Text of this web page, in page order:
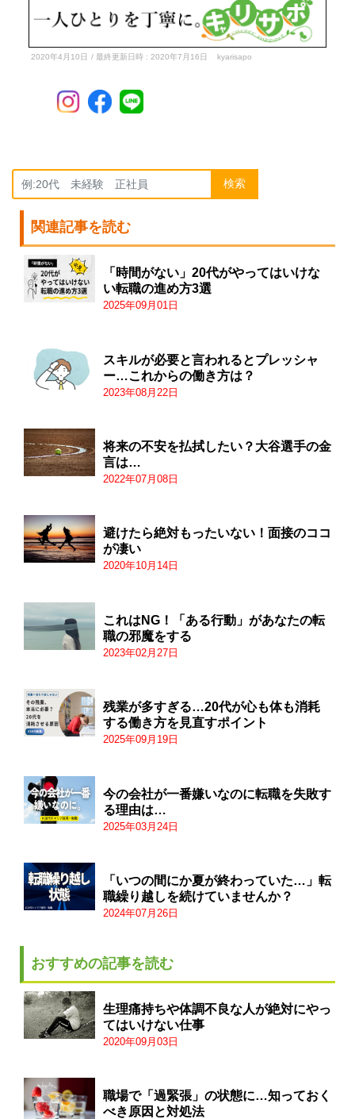
2020年4月10日 / 最終更新日時 : 2020年7月16日 kyarisapo
検索
関連記事を読む
「時間がない」20代がやってはいけな
い転職の進め方3選
2025年09月01日
スキルが必要と言われるとプレッシャ
ー…これからの働き方は？
2023年08月22日
将来の不安を払拭したい？大谷選手の金
言は…
2022年07月08日
避けたら絶対もったいない！面接のココ
が凄い
2020年10月14日
これはNG！「ある行動」があなたの転
職の邪魔をする
2023年02月27日
残業が多すぎる…20代が心も体も消耗
する働き方を見直すポイント
2025年09月19日
今の会社が一番嫌いなのに転職を失敗す
る理由は…
2025年03月24日
「いつの間にか夏が終わっていた…」転
職繰り越しを続けていませんか？
2024年07月26日
おすすめの記事を読む
生理痛持ちや体調不良な人が絶対にやっ
てはいけない仕事
2020年09月03日
職場で「過緊張」の状態に…知っておく
べき原因と対処法